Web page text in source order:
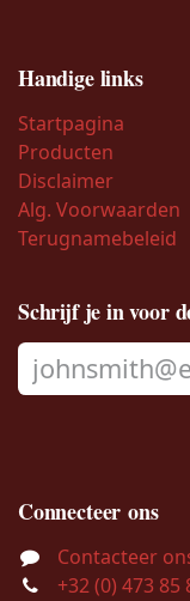
Handige links
Startpagina
Producten
Disclaimer
Alg. Voorwaarden
Terugnamebeleid
Schrijf je in voor
Connecteer ons
Contacteer
+32 (0) 473 85